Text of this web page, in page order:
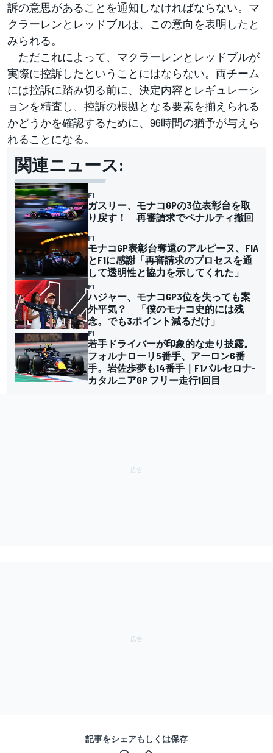
訴の意思があることを通知しなければならない。マ
クラーレンとレッドブルは、この意向を表明したと
みられる。
ただこれによって、マクラーレンとレッドブルが
実際に控訴したということにはならない。両チーム
には控訴に踏み切る前に、決定内容とレギュレーシ
ョンを精査し、控訴の根拠となる要素を揃えられる
かどうかを確認するために、96時間の猶予が与えら
れることになる。
関連ニュース:
F1
ガスリー、モナコGPの3位表彰台を取
り戻す！ 再審請求でペナルティ撤回
F1
モナコGP表彰台奪還のアルピーヌ、FIA
とF1に感謝「再審請求のプロセスを通
して透明性と協力を示してくれた」
F1
ハジャー、モナコGP3位を失っても案
外平気？ 「僕のモナコ史的には残
念。でも3ポイント減るだけ」
F1
若手ドライバーが印象的な走り披露。
フォルナローリ5番手、アーロン6番
手。岩佐歩夢も14番手｜F1バルセロナ-
カタルニアGP フリー走行1回目
記事をシェアもしくは保存